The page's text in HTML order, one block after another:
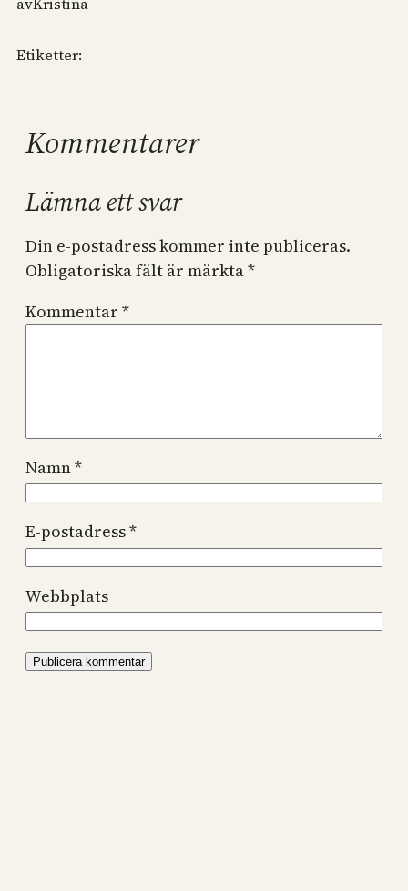
Etiketter:
Kommentarer
Lämna ett svar
Din e-postadress kommer inte publiceras.
Obligatoriska fält är märkta*
Kommentar *
Namn*
E-postadress*
Webbplats